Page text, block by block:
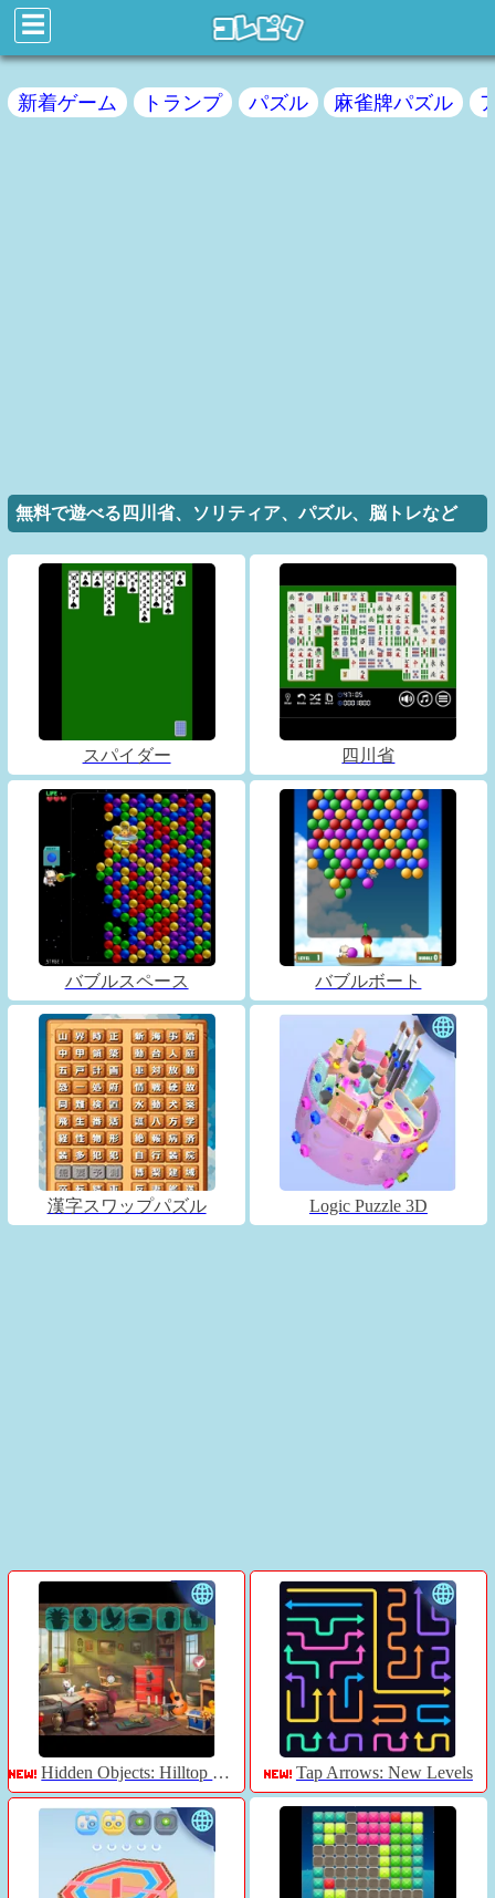
☰
新着ゲーム トランプ パズル 麻雀牌パズル
無料で遊べる四川省、ソリティア、パズル、脳トレなど
スパイダー 四川省
バブルスペース バブルボート
漢字スワップパズル Logic Puzzle 3D
Hidden Objects: Hilltop Manor Tap Arrows: New Levels